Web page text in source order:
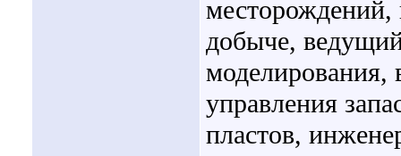
месторождений,
добыче, ведущий
моделирования,
управления
пластов,